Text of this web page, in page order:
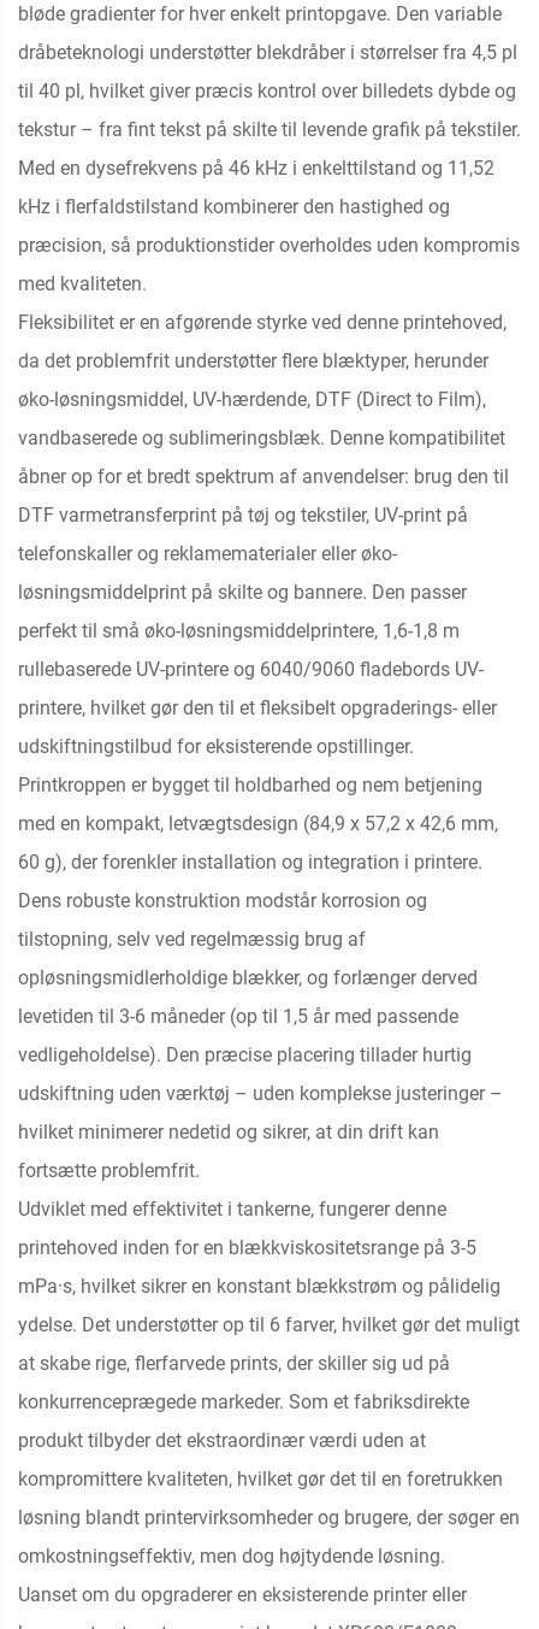
bløde gradienter for hver enkelt printopgave. Den variable
dråbeteknologi understøtter blekdråber i størrelser fra 4,5 pl
til 40 pl, hvilket giver præcis kontrol over billedets dybde og
tekstur – fra fint tekst på skilte til levende grafik på tekstiler.
Med en dysefrekvens på 46 kHz i enkelttilstand og 11,52
kHz i flerfaldstilstand kombinerer den hastighed og
præcision, så produktionstider overholdes uden kompromis
med kvaliteten.
Fleksibilitet er en afgørende styrke ved denne printehoved,
da det problemfrit understøtter flere blæktyper, herunder
øko-løsningsmiddel, UV-hærdende, DTF (Direct to Film),
vandbaserede og sublimeringsblæk. Denne kompatibilitet
åbner op for et bredt spektrum af anvendelser: brug den til
DTF varmetransferprint på tøj og tekstiler, UV-print på
telefonskaller og reklamematerialer eller øko-
løsningsmiddelprint på skilte og bannere. Den passer
perfekt til små øko-løsningsmiddelprintere, 1,6-1,8 m
rullebaserede UV-printere og 6040/9060 fladebords UV-
printere, hvilket gør den til et fleksibelt opgraderings- eller
udskiftningstilbud for eksisterende opstillinger.
Printkroppen er bygget til holdbarhed og nem betjening
med en kompakt, letvægtsdesign (84,9 x 57,2 x 42,6 mm,
60 g), der forenkler installation og integration i printere.
Dens robuste konstruktion modstår korrosion og
tilstopning, selv ved regelmæssig brug af
opløsningsmidlerholdige blækker, og forlænger derved
levetiden til 3-6 måneder (op til 1,5 år med passende
vedligeholdelse). Den præcise placering tillader hurtig
udskiftning uden værktøj – uden komplekse justeringer –
hvilket minimerer nedetid og sikrer, at din drift kan
fortsætte problemfrit.
Udviklet med effektivitet i tankerne, fungerer denne
printehoved inden for en blækkviskositetsrange på 3-5
mPa·s, hvilket sikrer en konstant blækkstrøm og pålidelig
ydelse. Det understøtter op til 6 farver, hvilket gør det muligt
at skabe rige, flerfarvede prints, der skiller sig ud på
konkurrenceprægede markeder. Som et fabriksdirekte
produkt tilbyder det ekstraordinær værdi uden at
kompromittere kvaliteten, hvilket gør det til en foretrukken
løsning blandt printervirksomheder og brugere, der søger en
omkostningseffektiv, men dog højtydende løsning.
Uanset om du opgraderer en eksisterende printer eller